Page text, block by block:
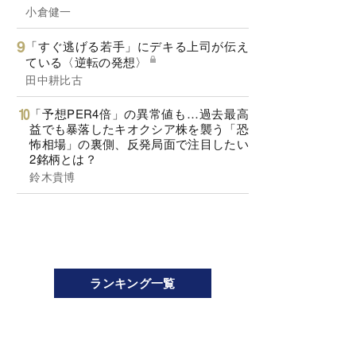
小倉健一
「すぐ逃げる若手」にデキる上司が伝え
ている〈逆転の発想〉
田中耕比古
「予想PER4倍」の異常値も…過去最高
益でも暴落したキオクシア株を襲う「恐
怖相場」の裏側、反発局面で注目したい
2銘柄とは？
鈴木貴博
ランキング一覧